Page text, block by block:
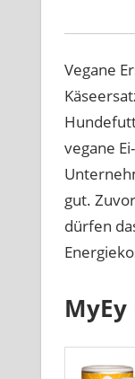
Vegane
vegane
gut.
dürfen